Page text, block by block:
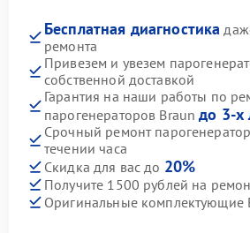
Бесплатная диагностика
ремонта
Привезем и увезем
собственной доставкой
Гарантия на наши работы по
парогенераторов Braunдо 3-х
Срочный ремонт
течении часа
Скидка для вас до 20%
Получите 1500 рублей на
Оригинальные комплектующие